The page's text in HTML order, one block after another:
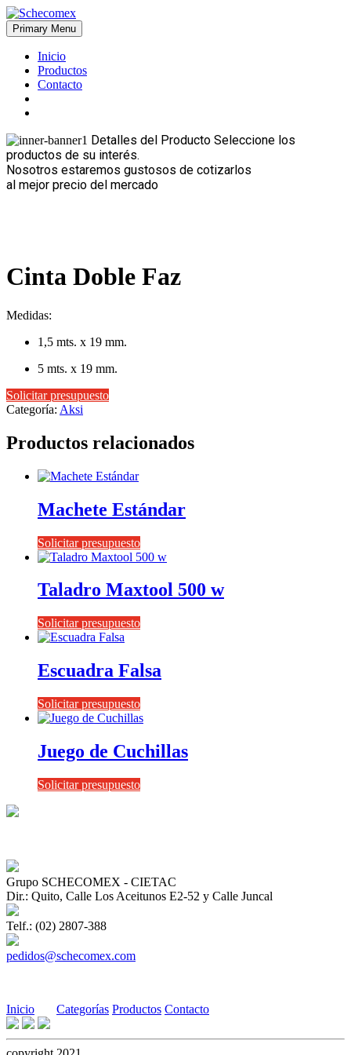
Skip
to
content
Schecomex
Herramientas, materiales y acabados para la construcción
Primary Menu
Inicio
Productos
Contacto
Detalles del Producto Seleccione los
productos de su interés.
Nosotros estaremos gustosos de cotizarlos
al mejor precio del mercado
Cinta Doble Faz
Medidas:
1,5 mts. x 19 mm.
5 mts. x 19 mm.
Solicitar presupuesto
Categoría: Aksi
Productos relacionados
Machete Estándar
Solicitar presupuesto
Taladro Maxtool 500 w
Solicitar presupuesto
Escuadra Falsa
Solicitar presupuesto
Juego de Cuchillas
Solicitar presupuesto
Grupo SCHECOMEX - CIETAC
Dir.: Quito, Calle Los Aceitunos E2-52 y Calle Juncal
Telf.: (02) 2807-388
pedidos@schecomex.com
Inicio Categorías Productos Contacto